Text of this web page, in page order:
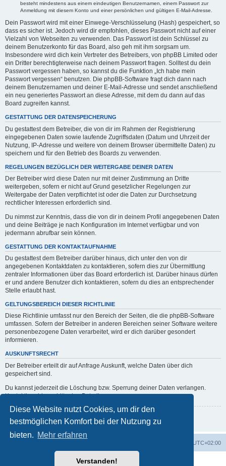
Diese Website nutzt Cookies, um dir den
bestmöglichen Komfort bei der Nutzung zu
bieten. Mehr erfahren
Verstanden!
besteht mindestens aus einem eindeutigen Benutzernamen, einem Passwort zur
Anmeldung mit diesem Konto und einer persönlichen und gültigen E-Mail-Adresse.
Dein Passwort wird mit einer Einwege-Verschlüsselung (Hash) gespeichert, so
dass es sicher ist. Jedoch wird dir empfohlen, dieses Passwort nicht auf einer
Vielzahl von Webseiten zu verwenden. Das Passwort ist dein Schlüssel zu
deinem Benutzerkonto für das Board, also geh mit ihm sorgsam um.
Insbesondere wird dich kein Vertreter des Betreibers, von phpBB Limited oder
ein Dritter berechtigterweise nach deinem Passwort fragen. Solltest du dein
Passwort vergessen haben, so kannst du die Funktion „Ich habe mein
Passwort vergessen“ benutzen. Die phpBB-Software fragt dich dann nach
deinem Benutzernamen und deiner E-Mail-Adresse und sendet anschließend
ein neu generiertes Passwort an diese Adresse, mit dem du dann auf das
Board zugreifen kannst.
GESTATTUNG DER DATENSPEICHERUNG
Du gestattest dem Betreiber, die von dir im Rahmen der Registrierung
eingegebenen Daten sowie laufende Zugriffsdaten (Datum und Uhrzeit der
Nutzung, IP-Adresse und weitere von deinem Browser übermittelte Daten) zu
speichern und für den Betrieb des Boards zu verwenden.
REGELUNGEN BEZÜGLICH DER WEITERGABE DEINER DATEN
Der Betreiber wird diese Daten nur mit deiner Zustimmung an Dritte
weitergeben, sofern er nicht auf Grund gesetzlicher Regelungen zur
Weitergabe der Daten verpflichtet ist oder die Daten zur Durchsetzung
rechtlicher Interessen erforderlich sind.
Du nimmst zur Kenntnis, dass die von dir in deinem Profil angegebenen Daten
und deine Beiträge je nach Konfiguration im Internet verfügbar und von
jedermann abrufbar sein können.
GESTATTUNG DER KONTAKTAUFNAHME
Du gestattest dem Betreiber darüber hinaus, dich unter den von dir
angegebenen Kontaktdaten zu kontaktieren, sofern dies zur Übermittlung
zentraler Informationen über das Board erforderlich ist. Darüber hinaus dürfen
er und andere Benutzer dich kontaktieren, sofern du dies an entsprechender
Stelle erlaubt hast.
GELTUNGSBEREICH DIESER RICHTLINIE
Diese Richtlinie umfasst nur den Bereich der Seiten, die die phpBB-Software
umfassen. Sofern der Betreiber in anderen Bereichen seiner Software weitere
personenbezogene Daten verarbeitet, wird er dich darüber gesondert
informieren.
AUSKUNFTSRECHT
Der Betreiber erteilt dir auf Anfrage Auskunft, welche Daten über dich
gespeichert sind.
Du kannst jederzeit die Löschung bzw. Sperrung deiner Daten verlangen.
Kontaktiere hierzu bitte den Betreiber.
Zurück zur vorherigen Seite
UTC+02:00
Powered byphpBB® Forum Software © phpBB Limited